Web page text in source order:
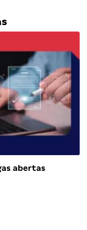
abertas